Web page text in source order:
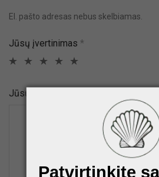
El. pašto adresas nebus skelbiamas.
Jūsų įvertinimas *
Jūsų atsiliepimas
Patvirtinkite